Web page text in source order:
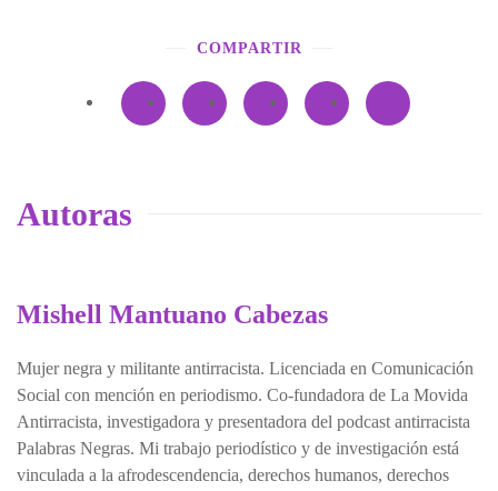
COMPARTIR
Autoras
Mishell Mantuano Cabezas
Mujer negra y militante antirracista. Licenciada en Comunicación
Social con mención en periodismo. Co-fundadora de La Movida
Antirracista, investigadora y presentadora del podcast antirracista
Palabras Negras. Mi trabajo periodístico y de investigación está
vinculada a la afrodescendencia, derechos humanos, derechos